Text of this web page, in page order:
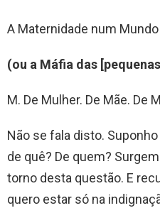
A Maternidade num
(ou a Máfia das
M. De Mulher. De Mãe. De
Não se fala disto.
de quê? De quem?
torno desta questão. E
quero estar só na